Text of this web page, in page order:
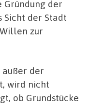
Gründung der
Sicht der Stadt
zur
außer der
wird nicht
ob Grundstücke